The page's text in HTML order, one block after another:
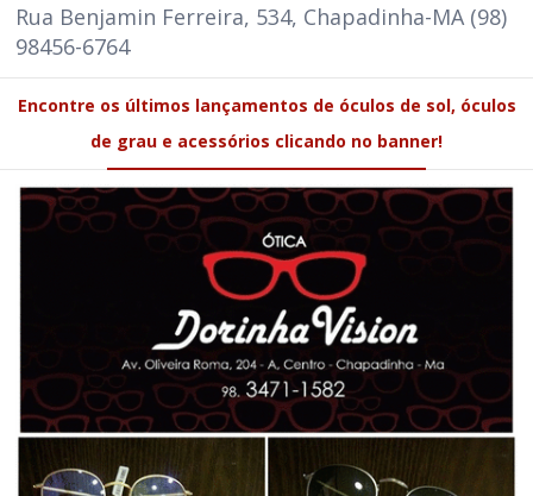
Rua Benjamin Ferreira, 534, Chapadinha-MA (98)
98456-6764
Encontre os últimos lançamentos de óculos de sol, óculos
de grau e acessórios clicando no banner!